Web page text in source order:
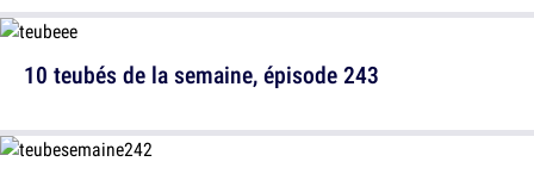
10 teubés de la semaine, épisode 243